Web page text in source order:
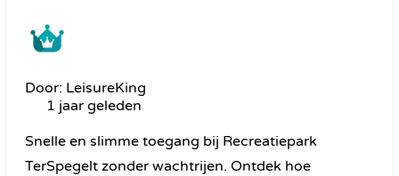
Door: LeisureKing
1 jaar geleden
Snelle en slimme toegang bij Recreatiepark
TerSpegelt zonder wachtrijen. Ontdek hoe